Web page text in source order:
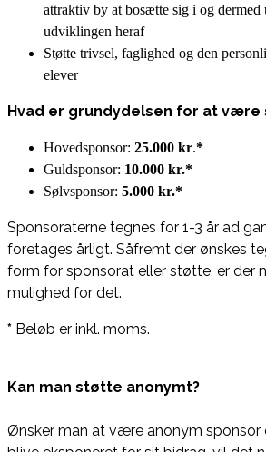
attraktiv by at bosætte sig i og dermed
udviklingen heraf
Støtte trivsel, faglighed og den
elever
Hvad er grundydelsen for at være
Hovedsponsor: 25.000 kr.*
Guldsponsor: 10.000 kr.*
Sølvsponsor: 5.000 kr.*
Sponsoraterne tegnes for 1-3 år ad
foretages årligt. Såfremt der ønskes
form for sponsorat eller støtte, er der
mulighed for det.
* Beløb er inkl. moms.
Kan man støtte anonymt?
Ønsker man at være anonym sponsor